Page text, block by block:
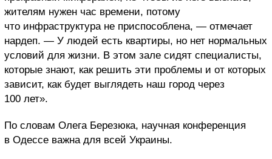
жителям нужен час времени, потому
что инфраструктура не приспособлена, — отмечает
нардеп. — У людей есть квартиры, но нет нормальных
условий для жизни. В этом зале сидят специалисты,
которые знают, как решить эти проблемы и от которых
зависит, как будет выглядеть наш город через
100 лет».
По словам Олега Березюка, научная конференция
в Одессе важна для всей Украины.